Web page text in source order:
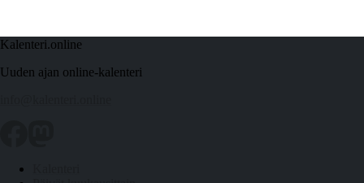
Kalenteri.online
Uuden ajan online-kalenteri